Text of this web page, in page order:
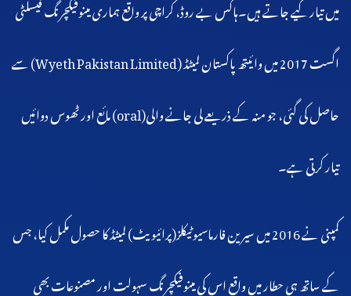
میں تیار کیے جاتے ہیں۔ہاکس بے روڈ، کراچی پر واقع ہماری مینوفیکچرنگ فیسلٹی
اگست 2017 میں وائیتھ پاکستان لمیٹڈ (Wyeth Pakistan Limited) سے
حاصل کی گئی، جو منہ کے ذریعے لی جانے والی(oral) مائع اور ٹھوس دوائیں
تیار کرتی ہے۔
کمپنی نے 2016 میں سیرین فارماسیوٹیکلز(پرائیویٹ) لمیٹڈ کا حصول مکمل کیا، جس
کے ساتھ ہی حطار میں واقع اس کی مینوفیکچرنگ سہولت اور مصنوعات بھی